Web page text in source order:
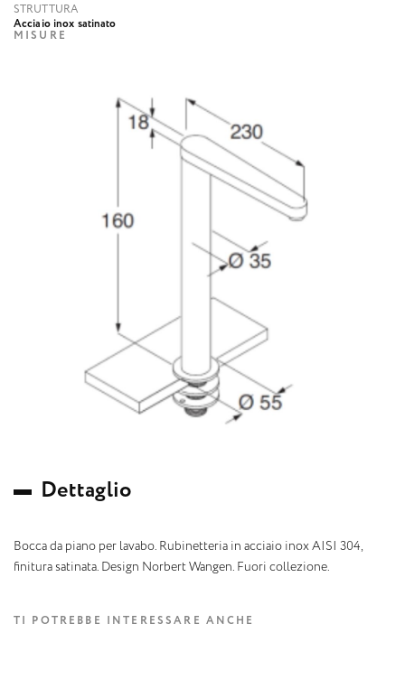
STRUTTURA
Acciaio inox satinato
MISURE
Dettaglio
Bocca da piano per lavabo. Rubinetteria in acciaio inox AISI 304,
finitura satinata. Design Norbert Wangen. Fuori collezione.
TI POTREBBE INTERESSARE ANCHE